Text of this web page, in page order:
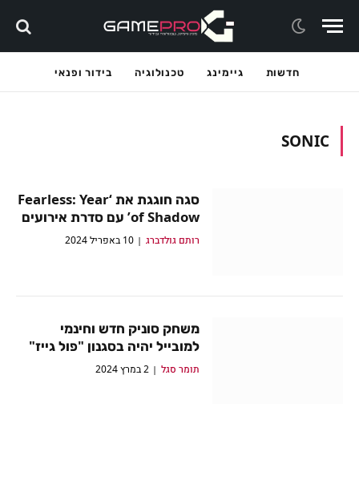
חדשות גיימינג טכנולוגיה בידור ופנאי
SONIC
סגה חוגגת את ‘Fearless: Year
of Shadow’ עם סדרת אירועים
רותם גולדברג 10 באפריל 2024
משחק סוניק חדש וחינמי
למובייל יהיה בסגנון "פול גייז"
תומר סגל 2 במרץ 2024